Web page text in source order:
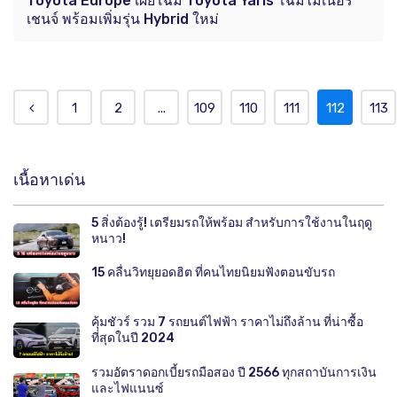
เชนจ์ พร้อมเพิ่มรุ่น Hybrid ใหม่
1 2 ... 109 110 111 112 113
เนื้อหาเด่น
5 สิ่งต้องรู้! เตรียมรถให้พร้อม สำหรับการใช้งานในฤดู
หนาว!
15 คลื่นวิทยุยอดฮิต ที่คนไทยนิยมฟังตอนขับรถ
คุ้มชัวร์ รวม 7 รถยนต์ไฟฟ้า ราคาไม่ถึงล้าน ที่น่าซื้อ
ที่สุดในปี 2024
รวมอัตราดอกเบี้ยรถมือสอง ปี 2566 ทุกสถาบันการเงิน
และไฟแนนซ์